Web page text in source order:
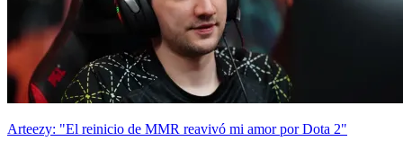
Arteezy: "El reinicio de MMR reavivó mi amor por Dota 2"